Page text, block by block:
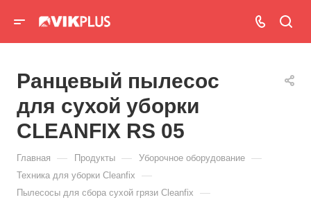
Ранцевый пылесос
для сухой уборки
CLEANFIX RS 05
Главная — Продукты — Уборочное оборудование —
Техника для уборки Cleanfix —
Пылесосы для сбора сухой грязи Cleanfix —